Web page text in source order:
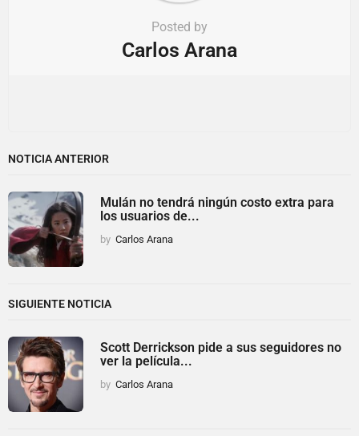
Posted by
Carlos Arana
NOTICIA ANTERIOR
Mulán no tendrá ningún costo extra para
los usuarios de...
by Carlos Arana
SIGUIENTE NOTICIA
Scott Derrickson pide a sus seguidores no
ver la película...
by Carlos Arana